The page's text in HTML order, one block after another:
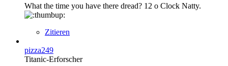
What the time you have there dread? 12 o Clock Natty.
Zitieren
pizza249
Titanic-Erforscher